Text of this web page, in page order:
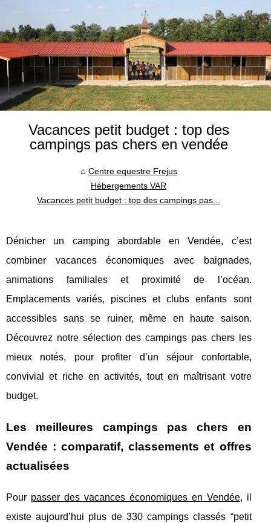
Vacances petit budget : top des
campings pas chers en vendée
Centre equestre Frejus
Hébergements VAR
Vacances petit budget : top des campings pas...
Dénicher un camping abordable en Vendée, c’est
combiner vacances économiques avec baignades,
animations familiales et proximité de l’océan.
Emplacements variés, piscines et clubs enfants sont
accessibles sans se ruiner, même en haute saison.
Découvrez notre sélection des campings pas chers les
mieux notés, pour profiter d’un séjour confortable,
convivial et riche en activités, tout en maîtrisant votre
budget.
Les meilleures campings pas chers en
Vendée : comparatif, classements et offres
actualisées
Pour passer des vacances économiques en Vendée, il
existe aujourd’hui plus de 330 campings classés “petit